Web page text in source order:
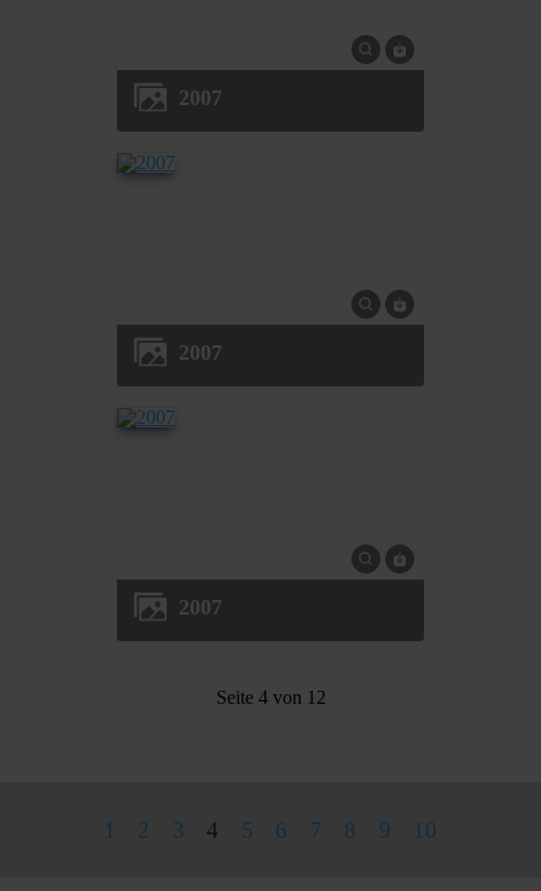
2007
2007
2007
Seite 4 von 12
1 2 3 4 5 6 7 8 9 10